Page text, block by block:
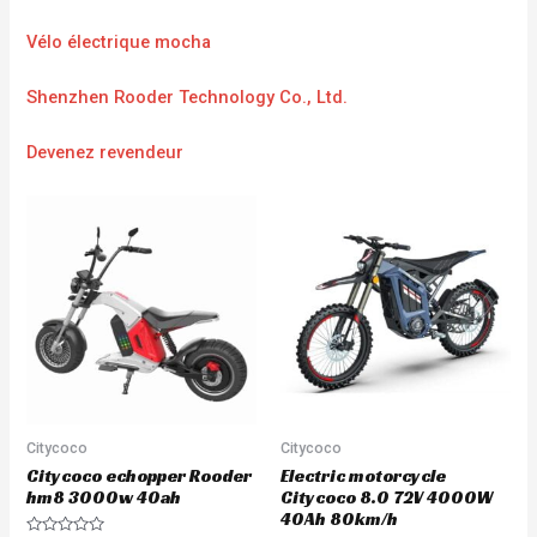
Vélo électrique mocha
Shenzhen Rooder Technology Co., Ltd.
Devenez revendeur
Citycoco
Citycoco echopper Rooder
hm8 3000w 40ah
Citycoco
Electric motorcycle
Citycoco 8.0 72V 4000W
40Ah 80km/h